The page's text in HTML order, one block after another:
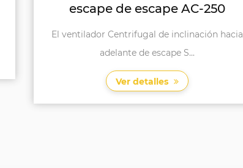
escape de escape AC-250
El ventilador Centrifugal de inclinación hacia
adelante de escape S...
Ver detalles